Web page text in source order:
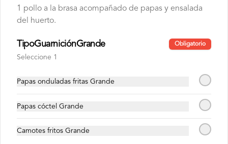
S/ 6.00
Inca Kola Zero 1.5lt
1 pollo a la brasa acompañado de papas y ensalada
del huerto.
TipoGuarniciónGrande Obligatorio
Seleccione 1
Papas onduladas fritas Grande
Papas cóctel Grande
Camotes fritos Grande